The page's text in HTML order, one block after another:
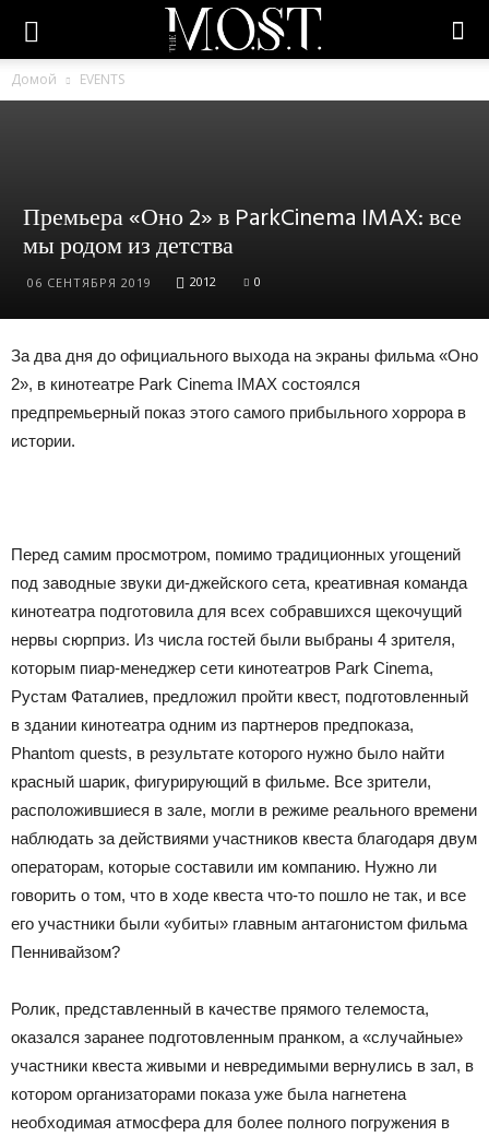
Домой EVENTS
Премьера «Оно 2» в ParkCinema IMAX: все
мы родом из детства
06 СЕНТЯБРЯ 2019 2012 0
За два дня до официального выхода на экраны фильма «Оно
2», в кинотеатре Park Cinema IMAX состоялся
предпремьерный показ этого самого прибыльного хоррора в
истории.
Перед самим просмотром, помимо традиционных угощений
под заводные звуки ди-джейского сета, креативная команда
кинотеатра подготовила для всех собравшихся щекочущий
нервы сюрприз. Из числа гостей были выбраны 4 зрителя,
которым пиар-менеджер сети кинотеатров Park Cinema,
Рустам Фаталиев, предложил пройти квест, подготовленный
в здании кинотеатра одним из партнеров предпоказа,
Phantom quests, в результате которого нужно было найти
красный шарик, фигурирующий в фильме. Все зрители,
расположившиеся в зале, могли в режиме реального времени
наблюдать за действиями участников квеста благодаря двум
операторам, которые составили им компанию. Нужно ли
говорить о том, что в ходе квеста что-то пошло не так, и все
его участники были «убиты» главным антагонистом фильма
Пеннивайзом?
Ролик, представленный в качестве прямого телемоста,
оказался заранее подготовленным пранком, а «случайные»
участники квеста живыми и невредимыми вернулись в зал, в
котором организаторами показа уже была нагнетена
необходимая атмосфера для более полного погружения в